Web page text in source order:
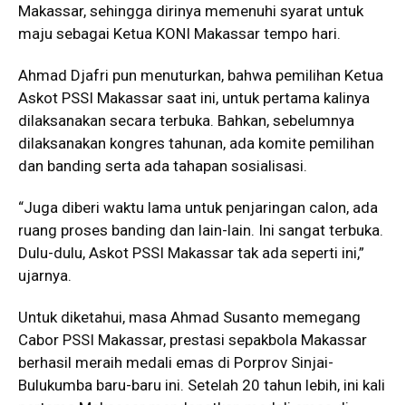
Makassar, sehingga dirinya memenuhi syarat untuk
maju sebagai Ketua KONI Makassar tempo hari.
Ahmad Djafri pun menuturkan, bahwa pemilihan Ketua
Askot PSSI Makassar saat ini, untuk pertama kalinya
dilaksanakan secara terbuka. Bahkan, sebelumnya
dilaksanakan kongres tahunan, ada komite pemilihan
dan banding serta ada tahapan sosialisasi.
“Juga diberi waktu lama untuk penjaringan calon, ada
ruang proses banding dan lain-lain. Ini sangat terbuka.
Dulu-dulu, Askot PSSI Makassar tak ada seperti ini,”
ujarnya.
Untuk diketahui, masa Ahmad Susanto memegang
Cabor PSSI Makassar, prestasi sepakbola Makassar
berhasil meraih medali emas di Porprov Sinjai-
Bulukumba baru-baru ini. Setelah 20 tahun lebih, ini kali